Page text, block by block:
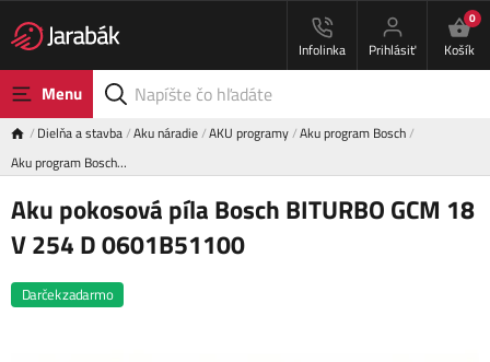
Infolinka Prihlásiť
0
Košík
Menu
Dielňa a stavba Aku náradie AKU programy Aku program Bosch
Aku program Bosch…
Aku pokosová píla Bosch BITURBO GCM 18
V 254 D 0601B51100
Darček zadarmo